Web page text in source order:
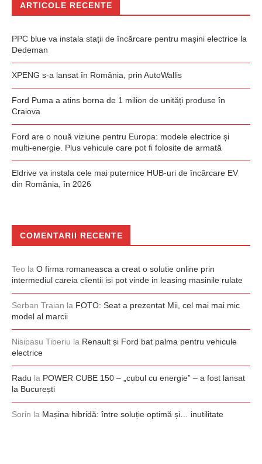
ARTICOLE RECENTE
PPC blue va instala stații de încărcare pentru mașini electrice la
Dedeman
XPENG s-a lansat în România, prin AutoWallis
Ford Puma a atins borna de 1 milion de unități produse în
Craiova
Ford are o nouă viziune pentru Europa: modele electrice și
multi-energie. Plus vehicule care pot fi folosite de armată
Eldrive va instala cele mai puternice HUB-uri de încărcare EV
din România, în 2026
COMENTARII RECENTE
Teo la O firma romaneasca a creat o solutie online prin
intermediul careia clientii isi pot vinde in leasing masinile rulate
Serban Traian la FOTO: Seat a prezentat Mii, cel mai mai mic
model al marcii
Nisipasu Tiberiu la Renault și Ford bat palma pentru vehicule
electrice
Radu la POWER CUBE 150 – „cubul cu energie” – a fost lansat
la București
Sorin la Mașina hibridă: între soluție optimă și… inutilitate